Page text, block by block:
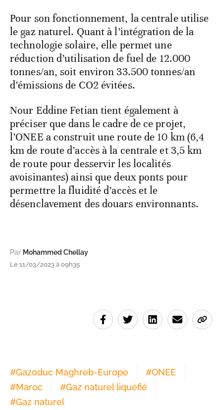
Pour son fonctionnement, la centrale utilise
le gaz naturel. Quant à l’intégration de la
technologie solaire, elle permet une
réduction d’utilisation de fuel de 12.000
tonnes/an, soit environ 33.500 tonnes/an
d’émissions de CO2 évitées.
Nour Eddine Fetian tient également à
préciser que dans le cadre de ce projet,
l’ONEE a construit une route de 10 km (6,4
km de route d’accès à la centrale et 3,5 km
de route pour desservir les localités
avoisinantes) ainsi que deux ponts pour
permettre la fluidité d’accès et le
désenclavement des douars environnants.
Par Mohammed Chellay
Le 11/03/2023 à 09h35
#Gazoduc Maghreb-Europe #ONEE
#Maroc #Gaz naturel liquéfié
#Gaz naturel